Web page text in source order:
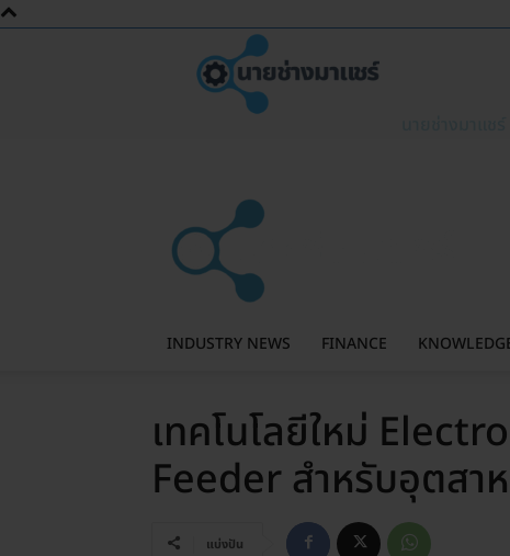
INDUSTRY NEWS FINANCE
เทคโนโลยีใหม่
Feeder สำหรับอุตสา
แบ่งปัน